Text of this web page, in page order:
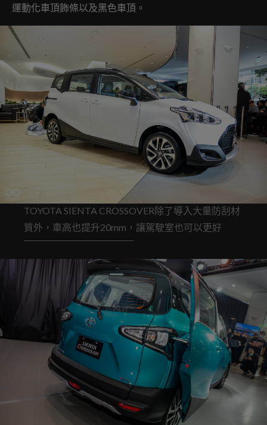
運動化車頂飾條以及黑色車頂。
TOYOTA SIENTA CROSSOVER除了導入大量防刮材
質外，車高也提升20mm，讓駕駛室也可以更好